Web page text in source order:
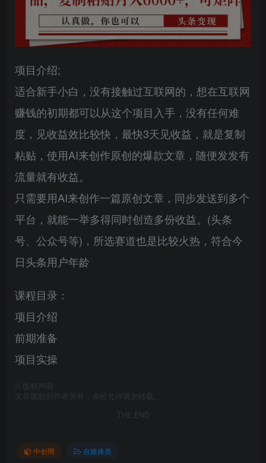
项目介绍;
适合新手小白，没有接触过互联网的，想在互联网
赚钱的初期都可以从这个项目入手，没有任何难
度，见收益效比较快，最快3天见收益，就是复制
粘贴，使用AI来创作原创的爆款文章，随便发发有
流量就有收益。
只需要用AI来创作一篇原创文章，同步发送到多个
平台，就能一举多得同时创造多份收益。(头条
号、公众号等)，所选赛道也是比较火热，符合今
日头条用户年龄
课程目录：
项目介绍
前期准备
项目实操
版权声明
文章版权归作者所有，未经允许请勿转载。
THE END
中创网 自媒体类